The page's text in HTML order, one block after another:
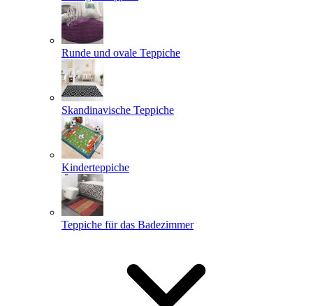
Runde und ovale Teppiche
Skandinavische Teppiche
Kinderteppiche
Teppiche für das Badezimmer